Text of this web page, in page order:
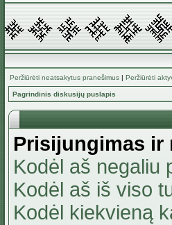
Peržiūrėti neatsakytus pranešimus | Peržiūrėti
Pagrindinis diskusijų puslapis
Prisijungimas ir
Kodėl aš negaliu
Kodėl aš iš viso
Kodėl kiekvieną